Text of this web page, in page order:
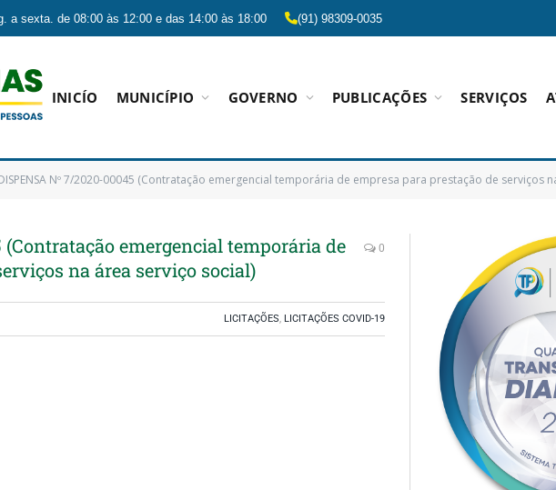
a sexta. de 08:00 às 12:00 e das 14:00 às 18:00 (91) 98309-0035
INICÍO MUNICÍPIO GOVERNO PUBLICAÇÕES SERVIÇOS
Nº 7/2020-00045 (Contratação emergencial temporária de empresa para prestação de serviços
(Contratação emergencial temporária de
na área serviço social)
0
LICITAÇÕES, LICITAÇÕES COVID-19